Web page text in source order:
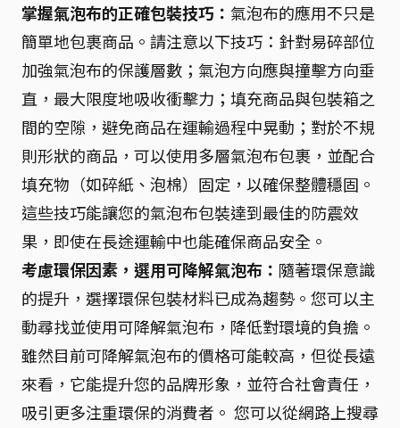
掌握氣泡布的正確包裝技巧： 氣泡布的應用不只是
簡單地包裹商品。請注意以下技巧：針對易碎部位
加強氣泡布的保護層數；氣泡方向應與撞擊方向垂
直，最大限度地吸收衝擊力；填充商品與包裝箱之
間的空隙，避免商品在運輸過程中晃動；對於不規
則形狀的商品，可以使用多層氣泡布包裹，並配合
填充物（如碎紙、泡棉）固定，以確保整體穩固。
這些技巧能讓您的氣泡布包裝達到最佳的防震效
果，即使在長途運輸中也能確保商品安全。
考慮環保因素，選用可降解氣泡布： 隨著環保意識
的提升，選擇環保包裝材料已成為趨勢。您可以主
動尋找並使用可降解氣泡布，降低對環境的負擔。
雖然目前可降解氣泡布的價格可能較高，但從長遠
來看，它能提升您的品牌形象，並符合社會責任，
吸引更多注重環保的消費者。 您可以從網路上搜尋